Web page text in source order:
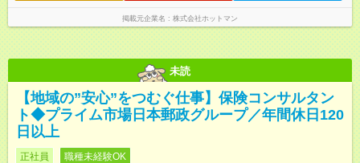
掲載元企業名 株式会社ホットマン
未読
【地域の”安心”をつむぐ仕事】保険コンサルタン
ト◆プライム市場日本郵政グループ／年間休日120
日以上
正社員 職種未経験OK